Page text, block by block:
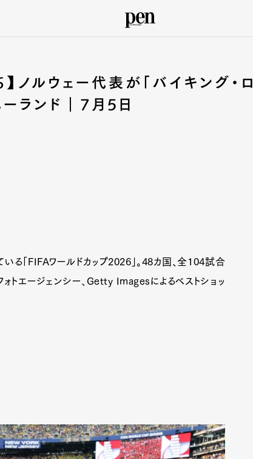
ノルウェー代表が「バイキング・ロ
ランド｜7月5日
る「FIFAワールドカップ2026」。48カ国、全104試合
トエージェンシー、Getty Imagesによるベストショッ